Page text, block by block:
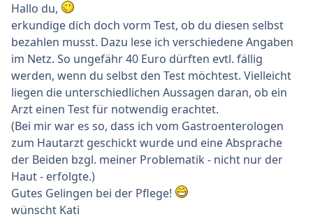
Hallo du,
erkundige dich doch vorm Test, ob du diesen selbst
bezahlen musst. Dazu lese ich verschiedene Angaben
im Netz. So ungefähr 40 Euro dürften evtl. fällig
werden, wenn du selbst den Test möchtest. Vielleicht
liegen die unterschiedlichen Aussagen daran, ob ein
Arzt einen Test für notwendig erachtet.
(Bei mir war es so, dass ich vom Gastroenterologen
zum Hautarzt geschickt wurde und eine Absprache
der Beiden bzgl. meiner Problematik - nicht nur der
Haut - erfolgte.)
Gutes Gelingen bei der Pflege!
wünscht Kati